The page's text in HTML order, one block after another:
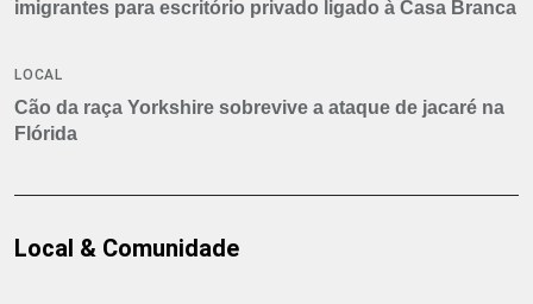
imigrantes para escritório privado ligado à Casa Branca
LOCAL
Cão da raça Yorkshire sobrevive a ataque de jacaré na
Flórida
Local & Comunidade